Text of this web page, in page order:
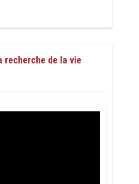
recherche de la vie